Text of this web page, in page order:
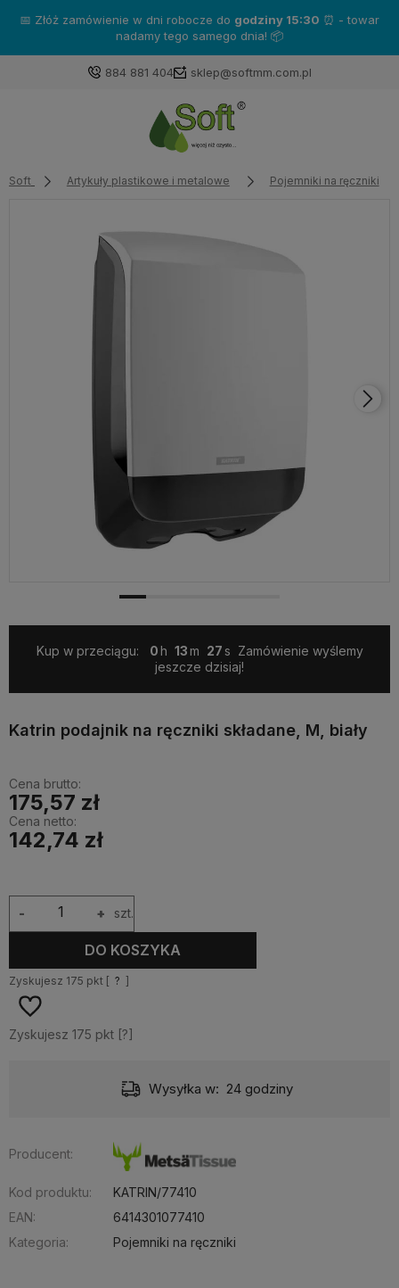
📅 Złóż zamówienie w dni robocze do godziny 15:30 ⏰ - towar
nadamy tego samego dnia! 📦
884 881 404 sklep@softmm.com.pl
Soft Artykuły plastikowe i metalowe Pojemniki na ręczniki
Kup w przeciągu: 0 13 26
Zamówienie wyślemy
jeszcze dzisiaj!
Katrin podajnik na ręczniki składane, M, biały
Cena brutto:
175,57 zł
Cena netto:
142,74 zł
+
- szt.
DO KOSZYKA
Zyskujesz 175 pkt [ ? ]
Zyskujesz 175 pkt [?]
Dostawa: od 10,99 zł - Pocztex odbiór w punkcie
Producent:
Kod produktu:
KATRIN/77410
EAN:
6414301077410
Kategoria:
Pojemniki na ręczniki